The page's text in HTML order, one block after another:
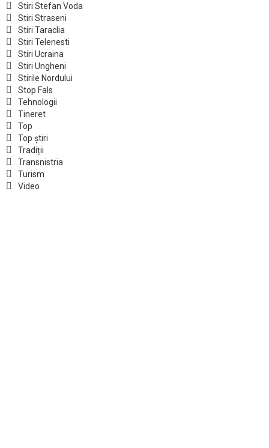
Stiri Stefan Voda
Stiri Straseni
Stiri Taraclia
Stiri Telenesti
Stiri Ucraina
Stiri Ungheni
Stirile Nordului
Stop Fals
Tehnologii
Tineret
Top
Top știri
Tradiții
Transnistria
Turism
Video